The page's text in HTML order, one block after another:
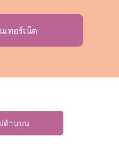
เทอร์เน็ต
ด้านบน